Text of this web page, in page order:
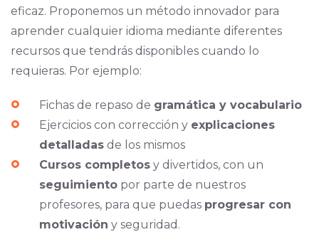
eficaz. Proponemos un método innovador para
aprender cualquier idioma mediante diferentes
recursos que tendrás disponibles cuando lo
requieras. Por ejemplo:
Fichas de repaso de gramática y vocabulario
Ejercicios con corrección y explicaciones
detalladasde los mismos
Cursos completosy divertidos, con un
seguimientopor parte de nuestros
profesores, para que puedas progresar con
motivación y seguridad.